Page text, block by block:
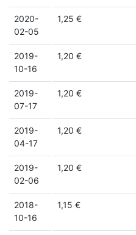
2020-
02-05
1,25 €
2019-
10-16
1,20 €
2019-
07-17
1,20 €
2019-
04-17
1,20 €
2019-
02-06
1,20 €
2018-
10-16
1,15 €